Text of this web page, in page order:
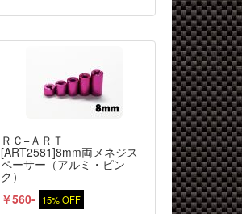
ＲＣ−ＡＲＴ
[ART2581]8mm両メネジス
ペーサー（アルミ・ピン
ク）
￥560- 15% OFF